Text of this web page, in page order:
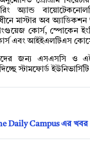
অ্যান্ড
মাস্টার অব অ্যাডিকশন
কোর্স, স্পোকেন
এবং আইইএলটিএস কোর্সে
জন্য এসএসসি ও
স্টামফোর্ড
Daily Campus এর